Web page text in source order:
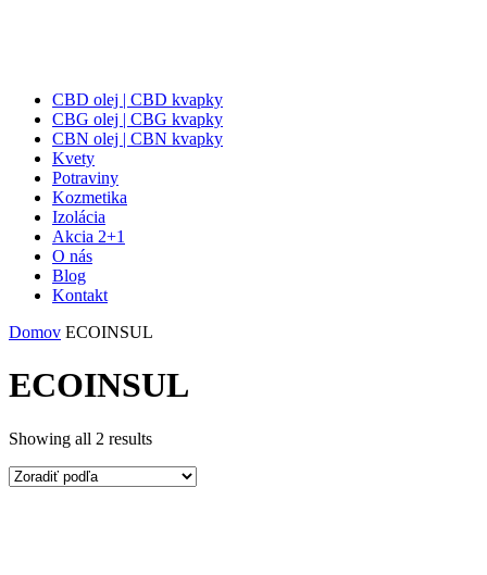
CBD olej | CBD kvapky
CBG olej | CBG kvapky
CBN olej | CBN kvapky
Kvety
Potraviny
Kozmetika
Izolácia
Akcia 2+1
O nás
Blog
Kontakt
Domov ECOINSUL
ECOINSUL
Showing all 2 results